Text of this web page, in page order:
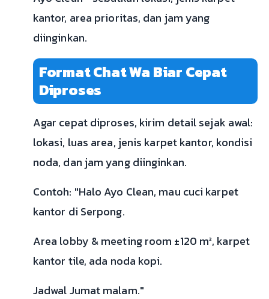
kantor, area prioritas, dan jam yang
diinginkan.
Format Chat Wa Biar Cepat
Diproses
Agar cepat diproses, kirim detail sejak awal:
lokasi, luas area, jenis karpet kantor, kondisi
noda, dan jam yang diinginkan.
Contoh: "Halo Ayo Clean, mau cuci karpet
kantor di Serpong.
Area lobby & meeting room ±120 m², karpet
kantor tile, ada noda kopi.
Jadwal Jumat malam."